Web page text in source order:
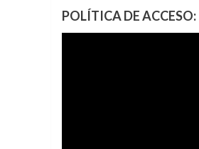
POLÍTICA DE ACCESO: